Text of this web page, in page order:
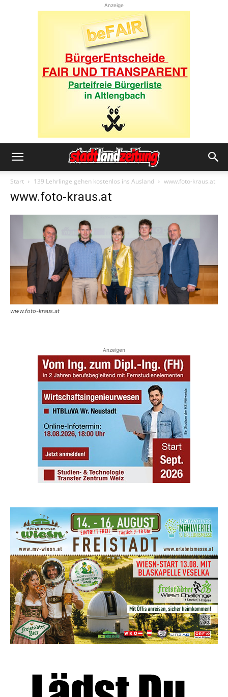
Anzeige
Start 139 Lehrlinge gehen kostenlos ins Ausland www.foto-kraus.at
www.foto-kraus.at
www.foto-kraus.at
Anzeigen